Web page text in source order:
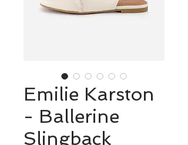
Emilie Karston
- Ballerine
Slingback